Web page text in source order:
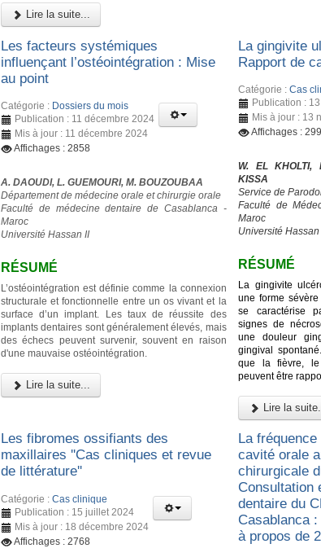
Lire la suite...
Les facteurs systémiques
influençant l’ostéointégration : Mise
au point
Catégorie : Dossiers du mois
Publication : 11 décembre 2024
Mis à jour : 11 décembre 2024
Affichages : 2858
A. DAOUDI, L. GUEMOURI, M. BOUZOUBAA
Département de médecine orale et chirurgie orale
Faculté de médecine dentaire de Casablanca -
Maroc
Université Hassan II
RÉSUMÉ
L’ostéointégration est définie comme la connexion
structurale et fonctionnelle entre un os vivant et la
surface d’un implant. Les taux de réussite des
implants dentaires sont généralement élevés, mais
des échecs peuvent survenir, souvent en raison
d'une mauvaise ostéointégration.
Lire la suite...
La gingivite
Rapport de
Catégorie :Cas
Publication :
Mis à jour : 13
Affichages :
W. EL KHOLTI,
KISSA
Service de
Faculté de
Maroc
Université Hassan
RÉSUMÉ
La gingivite
une forme
se caractérise
signes de
une douleur
gingival
que la fièvre, le
peuvent être
Lire la suite...
Les fibromes ossifiants des
maxillaires ''Cas cliniques et revue
de littérature''
Catégorie : Cas clinique
Publication : 15 juillet 2024
Mis à jour : 18 décembre 2024
Affichages : 2768
La
cavité orale
chirurgicale
Consultation
dentaire du
Casablanca
à propos de